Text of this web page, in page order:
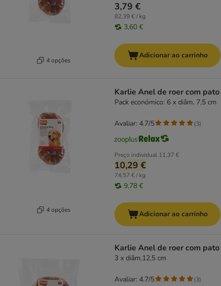
4 opções
3,79 €
82,39 € / kg
3,60 €
Adicionar ao carrinho
4 opções
Karlie Anel de roer com pato
Pack económico: 6 x diâm. 7,5 cm
Preço individual 11,37 €
10,29 €
74,57 € / kg
9,78 €
Avaliar: 4.7/5 (3)
Adicionar ao carrinho
Karlie Anel de roer com pato
3 x diâm.12,5 cm
Avaliar: 4.7/5 (3)